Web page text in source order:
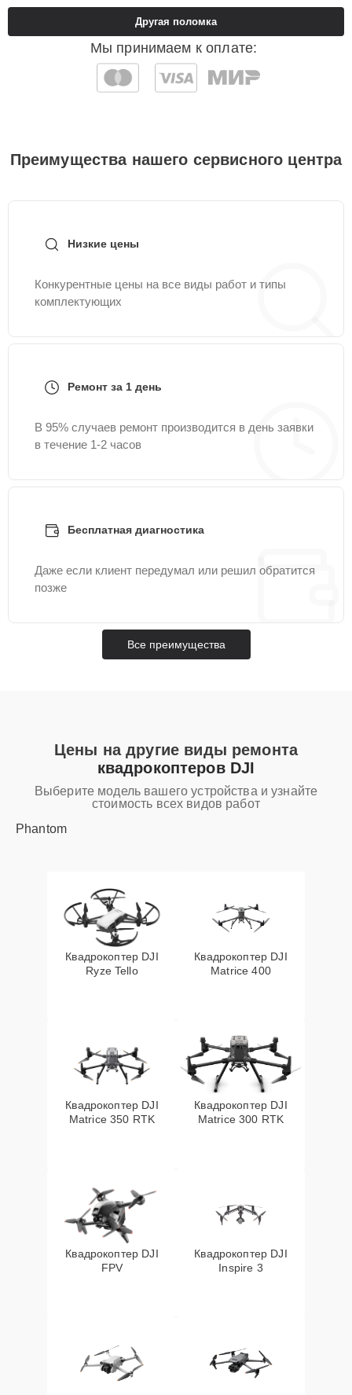
Мы принимаем к оплате:
Другая поломка
Преимущества нашего сервисного центра
Низкие цены
Конкурентные цены на все виды работ и типы
комплектующих
Ремонт за 1 день
В 95% случаев ремонт производится в день заявки
в течение 1-2 часов
Бесплатная диагностика
Даже если клиент передумал или решил обратится
позже
Все преимущества
Цены на другие виды ремонта
квадрокоптеров DJI
Выберите модель вашего устройства и узнайте
стоимость всех видов работ
Phantom
Квадрокоптер DJI
Ryze Tello
Квадрокоптер DJI
Matrice 400
Квадрокоптер DJI
Matrice 350 RTK
Квадрокоптер DJI
Matrice 300 RTK
Квадрокоптер DJI
FPV
Квадрокоптер DJI
Inspire 3